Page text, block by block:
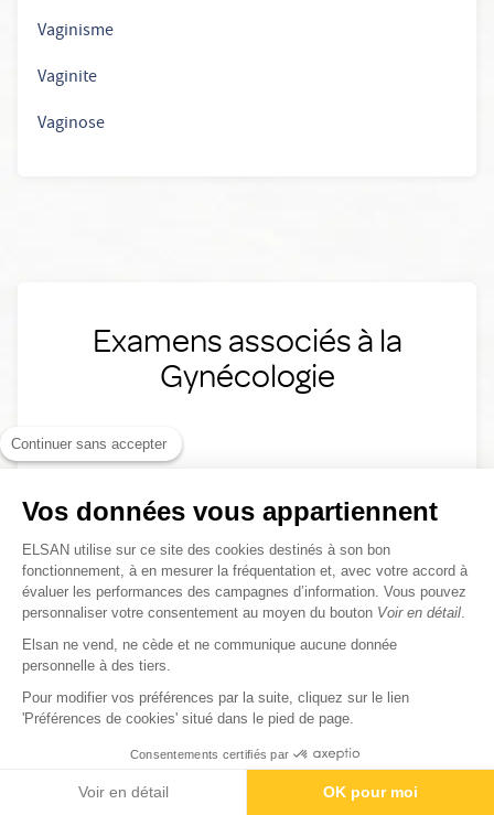
Continuer sans accepter
Vos données vous appartiennent
ELSAN utilise sur ce site des cookies destinés à son bon
fonctionnement, à en mesurer la fréquentation et, avec votre accord à
évaluer les performances des campagnes d’information. Vous pouvez
personnaliser votre consentement au moyen du bouton Voir en détail
Elsan ne vend, ne cède et ne communique aucune donnée
personnelle à des tiers.
Pour modifier vos préférences par la suite, cliquez sur le lien
'Préférences de cookies' situé dans le pied de page.
Consentements certifiés par
Voir en détail OK pour moi
Vaginisme
Vaginite
Vaginose
Examens associés à la
Gynécologie
Colposcopie
Hysteroscopie
Traitements associés à la
Gynécologie